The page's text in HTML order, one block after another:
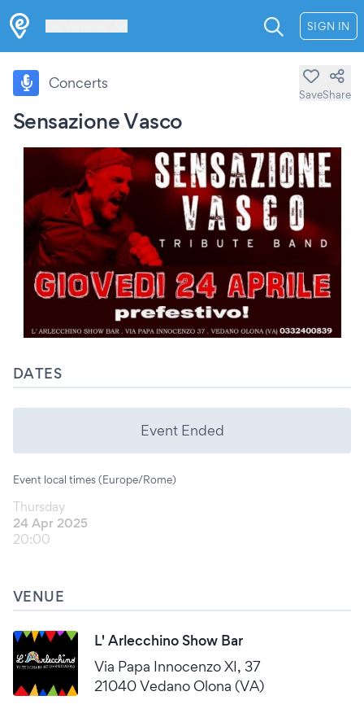
SIGN IN
Sensazione Vasco
Concerts
SaveShare
DATES
Event Ended
Event local times (Europe/Rome)
Thursday
24 Apr 2025
20:00
VENUE
L' Arlecchino Show Bar
Via Papa Innocenzo XI, 37
21040 Vedano Olona (VA)